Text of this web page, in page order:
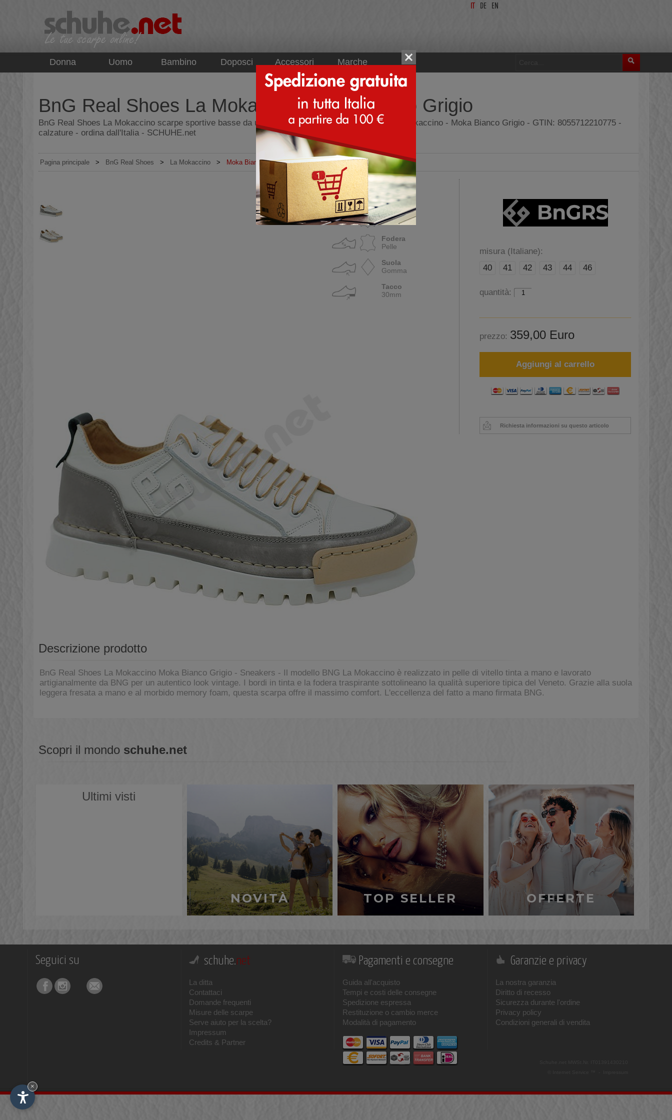
DE EN
Donna Uomo Bambino Doposci Accessori Marche
BnG Real Shoes La Mokaccino Moka Bianco Grigio
BnG Real Shoes La Mokaccino scarpe sportive basse da uomo - Sneakers - BnG Real Shoes La Mokaccino - Moka Bianco Grigio - GTIN: 8055712210775 -
calzature - ordina dall'Italia - SCHUHE.net
Pagina principale > BnG Real Shoes > La Mokaccino > Moka Bianco Grigio
Sneakers
Tomaia
Pelle
Fodera
Pelle
Suola
Gomma
Tacco
30mm
misura (Italiane):
40
41 42 43 44 46
quantità:
prezzo: 359,00 Euro
Aggiungi al carrello
Richiesta informazioni su questo articolo
Descrizione prodotto
BnG Real Shoes La Mokaccino Moka Bianco Grigio - Sneakers - Il modello BNG La Mokaccino è realizzato in pelle di vitello tinta a mano e lavorato
artigianalmente da BNG per un autentico look vintage. I bordi in tinta e la fodera traspirante sottolineano la qualità superiore tipica del Veneto. Grazie alla suola
leggera fresata a mano e al morbido memory foam, questa scarpa offre il massimo comfort. L'eccellenza del fatto a mano firmata BNG.
Scopri il mondo schuhe.net
Ultimi visti
NOVITÀ TOP SELLER OFFERTE
Seguici su schuhe.net
La ditta
Contattaci
Domande frequenti
Misure delle scarpe
Serve aiuto per la scelta?
Impressum
Credits & Partner
Pagamenti e consegne
Guida all'acquisto
Tempi e costi delle consegne
Spedizione espressa
Restituzione o cambio merce
Modalità di pagamento
Garanzie e privacy
La nostra garanzia
Diritto di recesso
Sicurezza durante l'ordine
Privacy policy
Condizioni generali di vendita
×